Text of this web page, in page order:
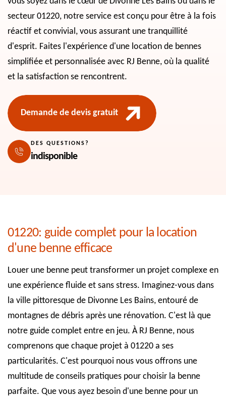
secteur 01220, notre service est conçu pour être à la fois
réactif et convivial, vous assurant une tranquillité
d'esprit. Faites l'expérience d'une location de bennes
simplifiée et personnalisée avec RJ Benne, où la qualité
et la satisfaction se rencontrent.
Demande de devis gratuit
DES QUESTIONS?
indisponible
01220: guide complet pour la location
d'une benne efficace
Louer une benne peut transformer un projet complexe en
une expérience fluide et sans stress. Imaginez-vous dans
la ville pittoresque de Divonne Les Bains, entouré de
montagnes de débris après une rénovation. C'est là que
notre guide complet entre en jeu. À RJ Benne, nous
comprenons que chaque projet à 01220 a ses
particularités. C'est pourquoi nous vous offrons une
multitude de conseils pratiques pour choisir la benne
parfaite. Que vous ayez besoin d'une benne pour un